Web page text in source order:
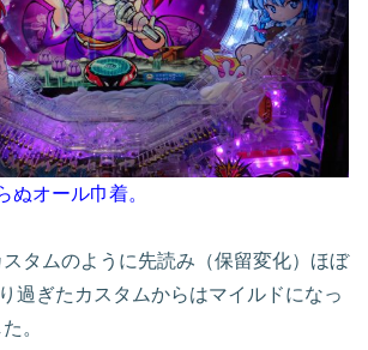
ぬオール巾着。
タムのように先読み（保留変化）ほぼ
過ぎたカスタムからはマイルドになっ
。